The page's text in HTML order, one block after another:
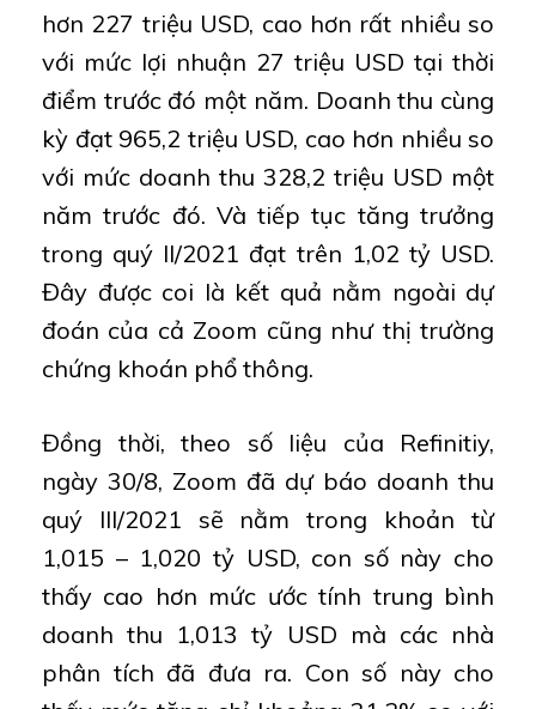
hơn 227 triệu USD, cao hơn rất nhiều so
với mức lợi nhuận 27 triệu USD tại thời
điểm trước đó một năm. Doanh thu cùng
kỳ đạt 965,2 triệu USD, cao hơn nhiều so
với mức doanh thu 328,2 triệu USD một
năm trước đó. Và tiếp tục tăng trưởng
trong quý II/2021 đạt trên 1,02 tỷ USD.
Đây được coi là kết quả nằm ngoài dự
đoán của cả Zoom cũng như thị trường
chứng khoán phổ thông.
Đồng thời, theo số liệu của Refinitiy,
ngày 30/8, Zoom đã dự báo doanh thu
quý III/2021 sẽ nằm trong khoản từ
1,015 – 1,020 tỷ USD, con số này cho
thấy cao hơn mức ước tính trung bình
doanh thu 1,013 tỷ USD mà các nhà
phân tích đã đưa ra. Con số này cho